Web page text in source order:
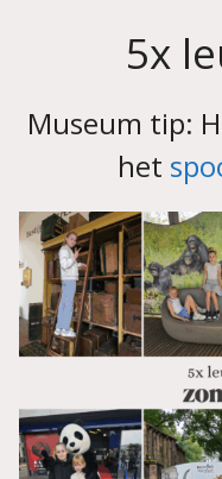
5x
Museum tip:
het